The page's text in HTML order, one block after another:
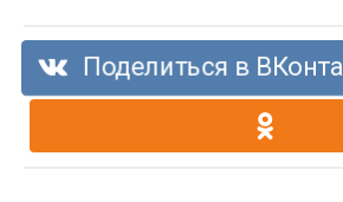
Поделиться в